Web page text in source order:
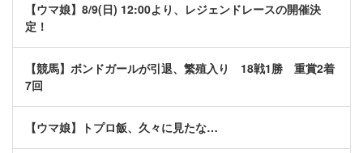
【ウマ娘】8/9(日) 12:00より、レジェンドレースの開催決
定！
【競馬】ボンドガールが引退、繁殖入り 18戦1勝 重賞2着
7回
【ウマ娘】トプロ飯、久々に見たな…